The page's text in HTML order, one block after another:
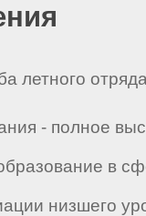
летного
- полное
в
низшего